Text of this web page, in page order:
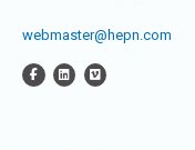
webmaster@hepn.com